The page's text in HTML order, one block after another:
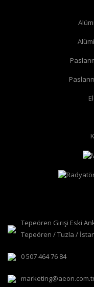
düz radyatör
köşe radyatör
Tepeören Girişi Eski
Tepeören / Tuzla /
0 507 464 76 84